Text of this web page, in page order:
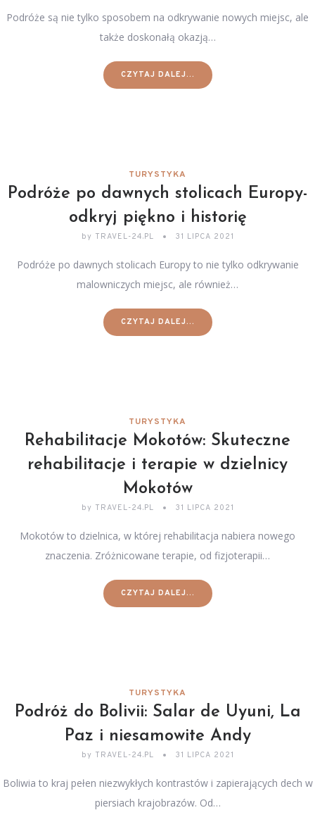
Podróże są nie tylko sposobem na odkrywanie nowych miejsc, ale
także doskonałą okazją…
CZYTAJ DALEJ...
TURYSTYKA
Podróże po dawnych stolicach Europy-
odkryj piękno i historię
by TRAVEL-24.PL 31 LIPCA 2021
Podróże po dawnych stolicach Europy to nie tylko odkrywanie
malowniczych miejsc, ale również…
CZYTAJ DALEJ...
TURYSTYKA
Rehabilitacje Mokotów: Skuteczne
rehabilitacje i terapie w dzielnicy
Mokotów
by TRAVEL-24.PL 31 LIPCA 2021
Mokotów to dzielnica, w której rehabilitacja nabiera nowego
znaczenia. Zróżnicowane terapie, od fizjoterapii…
CZYTAJ DALEJ...
TURYSTYKA
Podróż do Bolivii: Salar de Uyuni, La
Paz i niesamowite Andy
by TRAVEL-24.PL 31 LIPCA 2021
Boliwia to kraj pełen niezwykłych kontrastów i zapierających dech w
piersiach krajobrazów. Od…